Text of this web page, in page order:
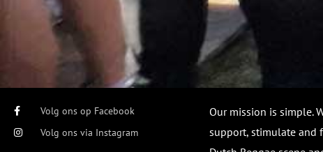
Volg ons op Facebook
Volg ons via Instagram
Our mission is simple.
support, stimulate and